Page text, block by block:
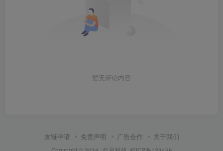
暂无评论内容
友链申请 免责声明 广告合作 关于我们